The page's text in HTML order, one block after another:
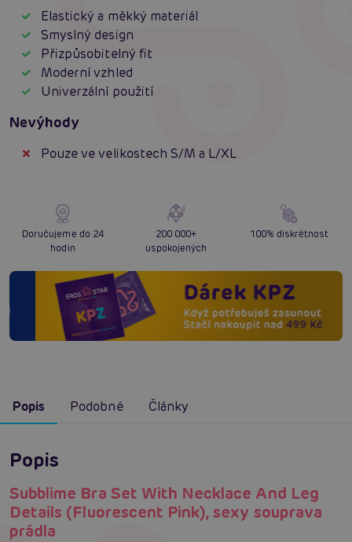
Elastický a měkký materiál
Smyslný design
Přizpůsobitelný fit
Moderní vzhled
Univerzální použití
Nevýhody
Pouze ve velikostech S/M a L/XL
Doručujeme do 24
hodin
200 000+
uspokojených
100% diskrétnost
Popis Podobné Články
Popis
Subblime Bra Set With Necklace And Leg
Details (Fluorescent Pink), sexy souprava
prádla